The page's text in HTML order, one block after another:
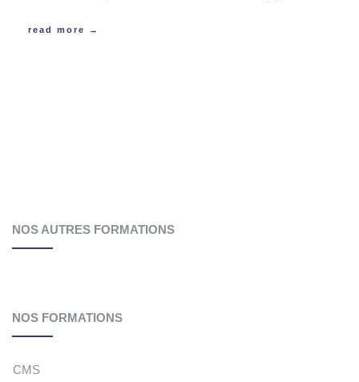
read more →
NOS AUTRES FORMATIONS
NOS FORMATIONS
CMS